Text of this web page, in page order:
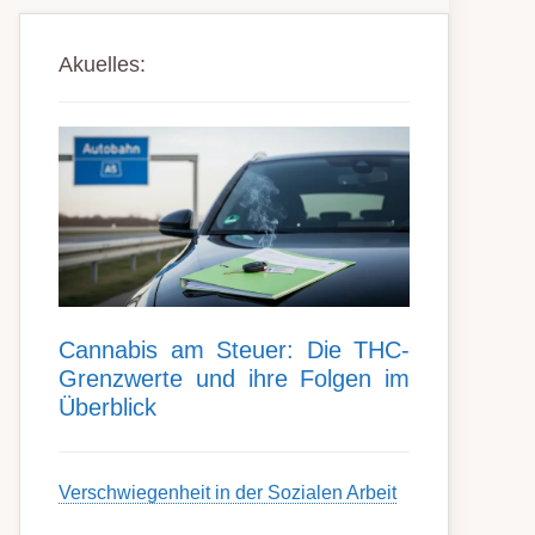
Akuelles:
Can­nabis am Steu­er: Die THC-
Grenz­werte und ihre Folgen im
Über­blick
Ver­schwieg­en­heit in der Soz­ial­en Ar­beit